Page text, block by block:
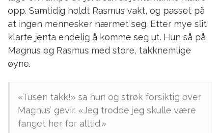
opp. Samtidig holdt Rasmus vakt, og passet på
at ingen mennesker nærmet seg. Etter mye slit
klarte jenta endelig å komme seg ut. Hun så på
Magnus og Rasmus med store, takknemlige
øyne.
«Tusen takk!» sa hun og strøk forsiktig over
Magnus’ gevir. «Jeg trodde jeg skulle være
fanget her for alltid.»